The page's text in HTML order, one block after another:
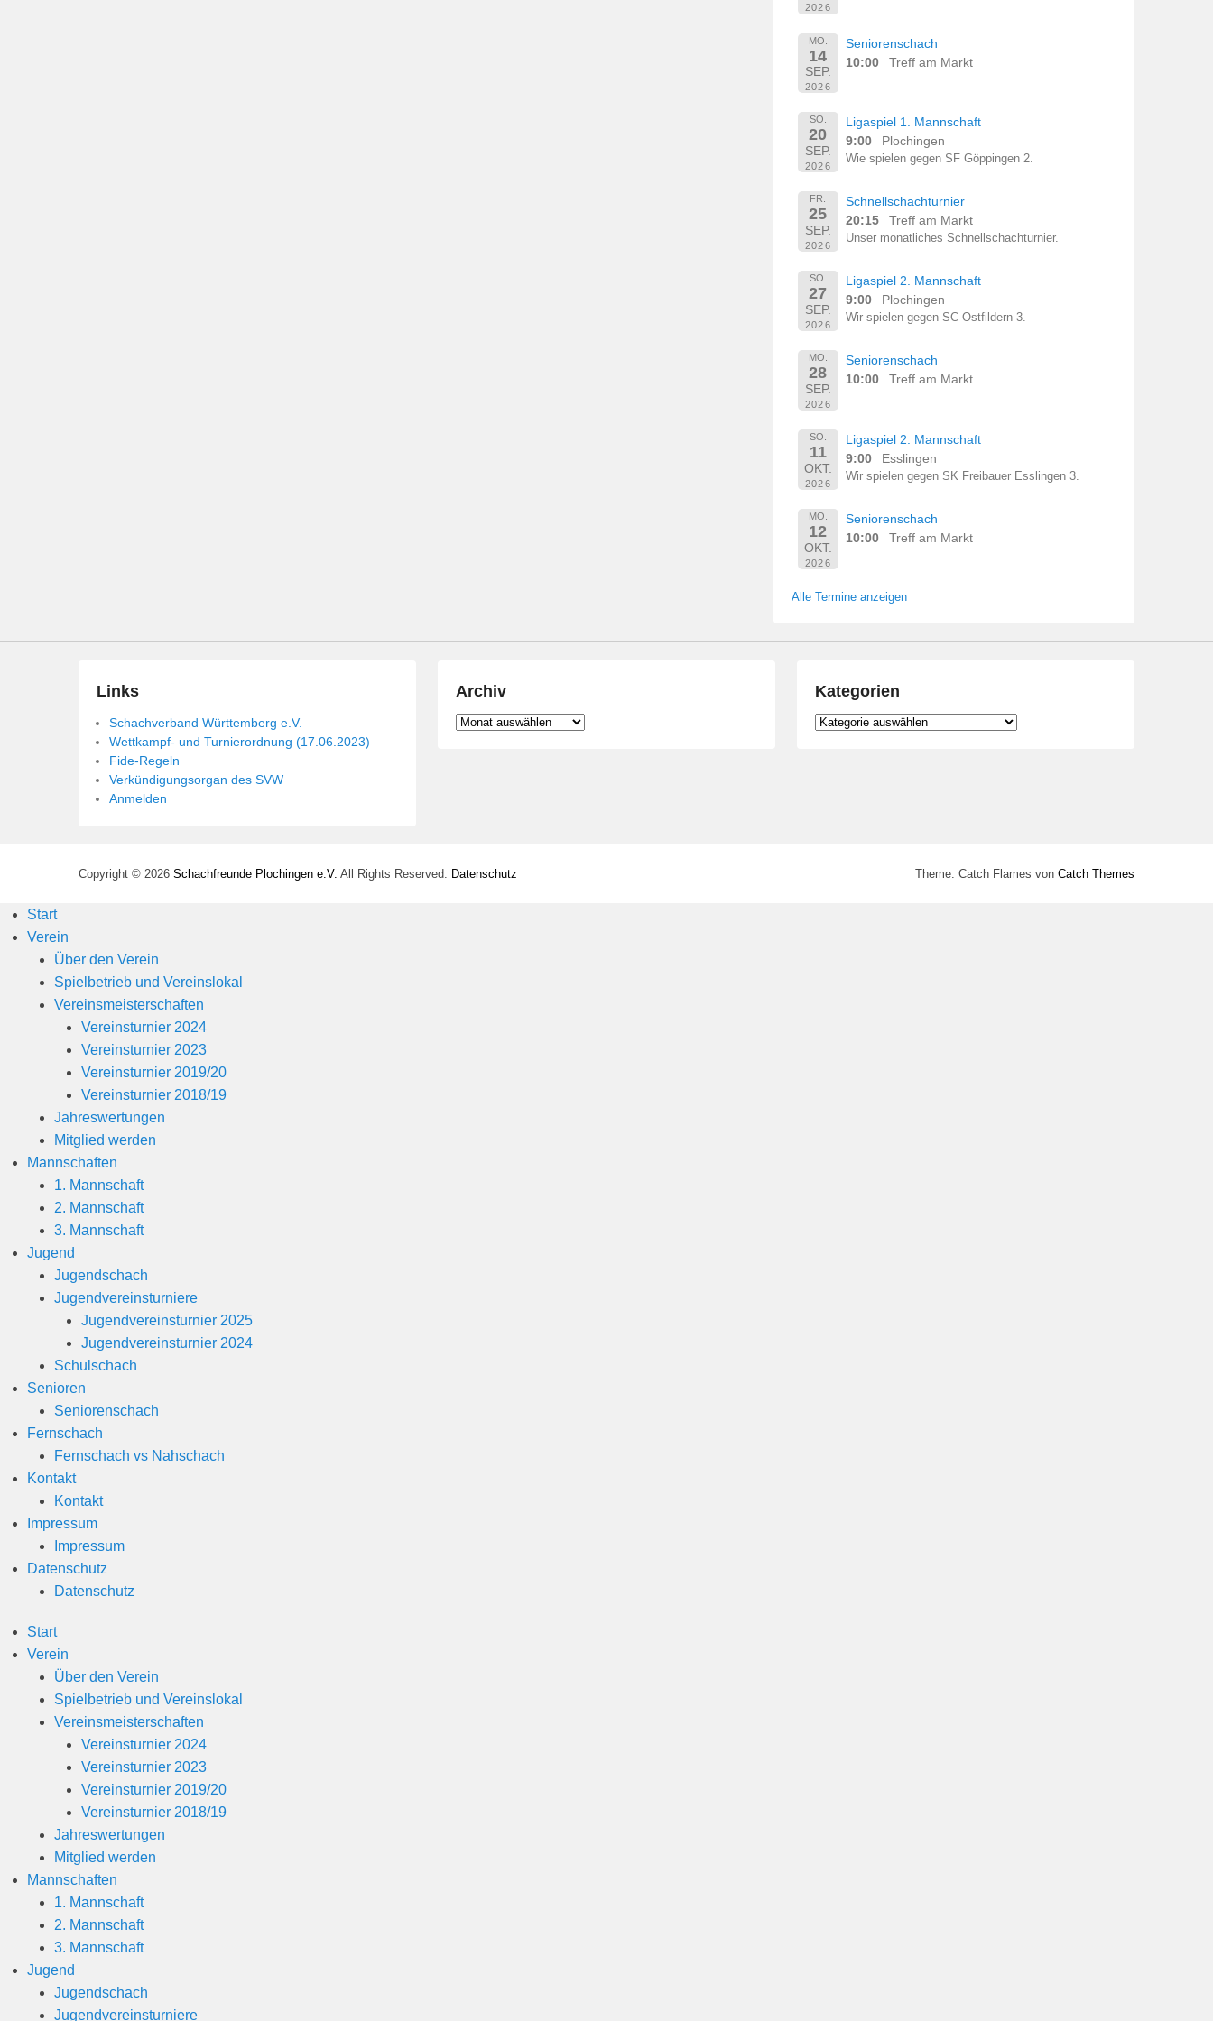
2026
MO.
14
SEP.
2026
Seniorenschach
10:00
Treff am Markt
SO.
20
SEP.
2026
Ligaspiel 1. Mannschaft
9:00
Plochingen
Wie spielen gegen SF Göppingen 2.
FR.
25
SEP.
2026
Schnellschachturnier
20:15
Treff am Markt
Unser monatliches Schnellschachturnier.
SO.
27
SEP.
2026
Ligaspiel 2. Mannschaft
9:00
Plochingen
Wir spielen gegen SC Ostfildern 3.
MO.
28
SEP.
2026
Seniorenschach
10:00
Treff am Markt
SO.
11
OKT.
2026
Ligaspiel 2. Mannschaft
9:00
Esslingen
Wir spielen gegen SK Freibauer Esslingen 3.
MO.
12
OKT.
2026
Seniorenschach
10:00
Treff am Markt
Alle Termine anzeigen
Links
Schachverband Württemberg e.V.
Wettkampf- und Turnierordnung (17.06.2023)
Fide-Regeln
Verkündigungsorgan des SVW
Anmelden
Archiv
Archiv
Kategorien
Kategorien
Copyright © 2026 Schachfreunde Plochingen e.V. All Rights Reserved. Datenschutz Theme: Catch Flames von Catch Themes
Start
Verein
Über den Verein
Spielbetrieb und Vereinslokal
Vereinsmeisterschaften
Vereinsturnier 2024
Vereinsturnier 2023
Vereinsturnier 2019/20
Vereinsturnier 2018/19
Jahreswertungen
Mitglied werden
Mannschaften
1. Mannschaft
2. Mannschaft
3. Mannschaft
Jugend
Jugendschach
Jugendvereinsturniere
Jugendvereinsturnier 2025
Jugendvereinsturnier 2024
Schulschach
Senioren
Seniorenschach
Fernschach
Fernschach vs Nahschach
Kontakt
Kontakt
Impressum
Impressum
Datenschutz
Datenschutz
Start
Verein
Über den Verein
Spielbetrieb und Vereinslokal
Vereinsmeisterschaften
Vereinsturnier 2024
Vereinsturnier 2023
Vereinsturnier 2019/20
Vereinsturnier 2018/19
Jahreswertungen
Mitglied werden
Mannschaften
1. Mannschaft
2. Mannschaft
3. Mannschaft
Jugend
Jugendschach
Jugendvereinsturniere